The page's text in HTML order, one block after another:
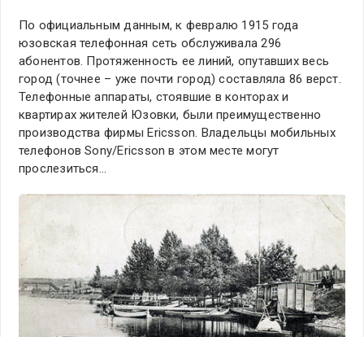
По официальным данным, к февралю 1915 года
юзовская телефонная сеть обслуживала 296
абонентов. Протяженность ее линий, опутавших весь
город (точнее – уже почти город) составляла 86 верст.
Телефонные аппараты, стоявшие в конторах и
квартирах жителей Юзовки, были преимущественно
производства фирмы Ericsson. Владельцы мобильных
телефонов Sony/Ericsson в этом месте могут
прослезиться…